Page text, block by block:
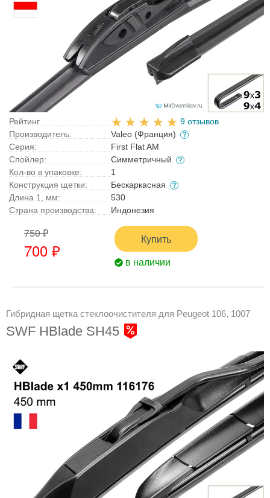
Рейтинг
9 отзывов
Производитель:
Valeo (Франция)
Серия:
First Flat AM
Спойлер:
Симметричный
Кол-во в упаковке:
1
Конструкция щетки:
Бескаркасная
Длина 1, мм:
530
Страна производства:
Индонезия
750 ₽
700 ₽
Купить
в наличии
Гибридная щетка стеклоочистителя для Peugeot 106, 1007
SWF HBlade SH45